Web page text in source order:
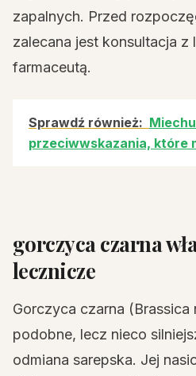
zapalnych. Przed
zalecana jest konsultacja z
farmaceutą.
Sprawdź również:
przeciwwskazania, które
gorczyca czarna
lecznicze
Gorczyca czarna
podobne, lecz nieco
odmiana sarepska. Jej